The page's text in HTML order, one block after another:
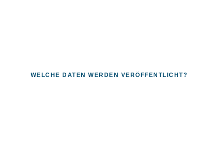
WELCHE DATEN WERDEN VERÖFFENTLICHT?